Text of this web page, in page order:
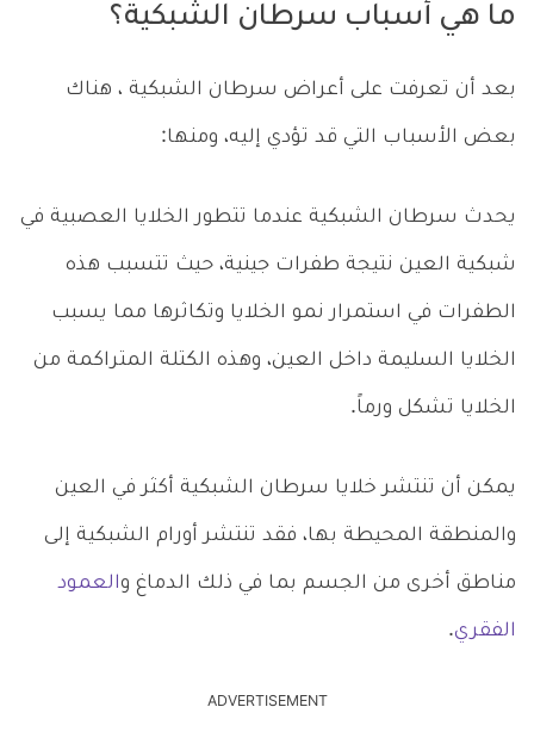
ما هي أسباب سرطان الشبكية؟
بعد أن تعرفت على أعراض سرطان الشبكية ، هناك
بعض الأسباب التي قد تؤدي إليه، ومنها:
يحدث سرطان الشبكية عندما تتطور الخلايا العصبية في
شبكية العين نتيجة طفرات جينية، حيث تتسبب هذه
الطفرات في استمرار نمو الخلايا وتكاثرها مما يسبب
الخلايا السليمة داخل العين، وهذه الكتلة المتراكمة من
الخلايا تشكل ورماً.
يمكن أن تنتشر خلايا سرطان الشبكية أكثر في العين
والمنطقة المحيطة بها، فقد تنتشر أورام الشبكية إلى
مناطق أخرى من الجسم بما في ذلك الدماغ والعمود
الفقري.
ADVERTISEMENT